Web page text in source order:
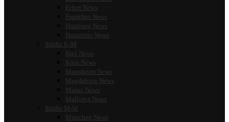
Erfurt News
Frankfurt News
Hamburg News
Hannover News
Städte K-M
Kiel News
Köln News
Mannheim News
Magdeburg News
Mainz News
Mallorca News
Städte M-W
München News